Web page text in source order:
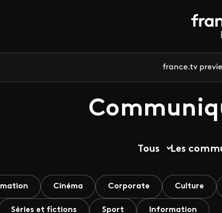
france.tv
Tous Les
Cinéma Corporate Culture
Séries et fictions Sport Information